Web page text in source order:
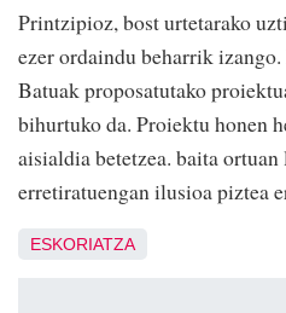
Printzipioz, bost urtetarako
ezer ordaindu beharrik
Batuak proposatutako
bihurtuko da. Proiektu honen
aisialdia betetzea. baita
erretiratuengan ilusioa piztea
ESKORIATZA